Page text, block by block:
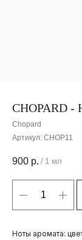
CHOPARD -
Chopard
Артикул: CHOP11
900 р. / 1 мл
Ноты аромата: